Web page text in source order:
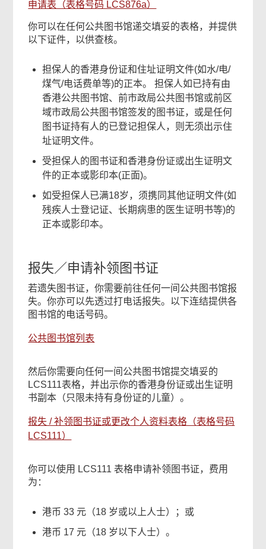
申请表（表格号码 LCS876a）
你可以在任何公共图书馆递交填妥的表格，并提供
以下证件，以供查核。
担保人的香港身份证和住址证明文件(如水/电/
煤气/电话费单等)的正本。 担保人如已持有由
香港公共图书馆、前市政局公共图书馆或前区
域市政局公共图书馆签发的图书证，或是任何
图书证持有人的已登记担保人，则无须出示住
址证明文件。
受担保人的图书证和香港身份证或出生证明文
件的正本或影印本(正面)。
如受担保人已满18岁，须携同其他证明文件(如
残疾人士登记证、长期病患的医生证明书等)的
正本或影印本。
报失／申请补领图书证
若遗失图书证，你需要前往任何一间公共图书馆报
失。你亦可以先透过打电话报失。以下连结提供各
图书馆的电话号码。
公共图书馆列表
然后你需要向任何一间公共图书馆提交填妥的
LCS111表格，并出示你的香港身份证或出生证明
书副本（只限未持有身份证的儿童）。
报失 / 补领图书证或更改个人资料表格（表格号码
LCS111）
你可以使用 LCS111 表格申请补领图书证，费用
为：
港币 33 元（18 岁或以上人士）；或
港币 17 元（18 岁以下人士）。